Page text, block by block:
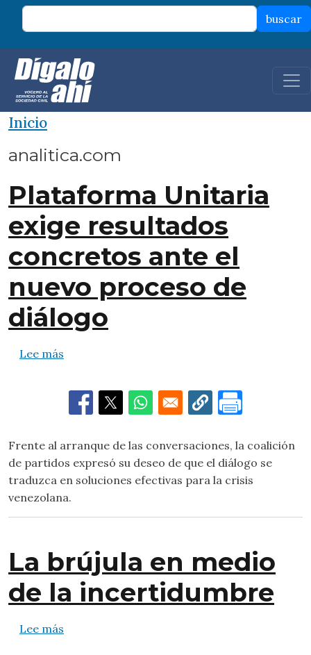
Pasar al contenido principal
buscar
Inicio
analitica.com
Plataforma Unitaria
exige resultados
concretos ante el
nuevo proceso de
diálogo
Lee más
Frente al arranque de las conversaciones, la coalición
de partidos expresó su deseo de que el diálogo se
traduzca en soluciones efectivas para la crisis
venezolana.
La brújula en medio
de la incertidumbre
Lee más